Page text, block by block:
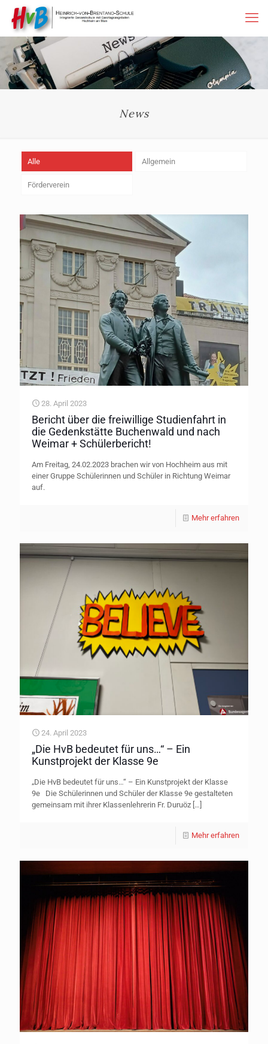
News
Alle Allgemein
Förderverein
28. April 2023
Bericht über die freiwillige Studienfahrt in
die Gedenkstätte Buchenwald und nach
Weimar + Schülerbericht!
Am Freitag, 24.02.2023 brachen wir von Hochheim aus mit
einer Gruppe Schülerinnen und Schüler in Richtung Weimar
auf.
Mehr erfahren
24. April 2023
„Die HvB bedeutet für uns…“ – Ein
Kunstprojekt der Klasse 9e
„Die HvB bedeutet für uns…“ – Ein Kunstprojekt der Klasse
9e Die Schülerinnen und Schüler der Klasse 9e gestalteten
gemeinsam mit ihrer Klassenlehrerin Fr. Duruöz […]
Mehr erfahren